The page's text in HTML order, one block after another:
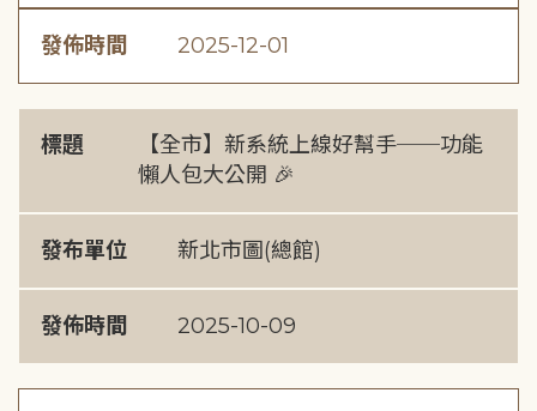
發佈時間 2025-12-01
標題
【全市】新系統上線好幫手──功能
懶人包大公開 🎉
發布單位 新北市圖(總館)
發佈時間 2025-10-09